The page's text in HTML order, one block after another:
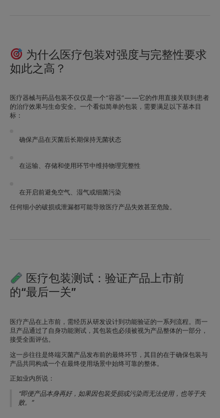
为什么医疗包装对强度与完整性要求
如此之高？
医疗器械与药品包装不仅仅是一个“容器”——它的作用直接关联到患者
的治疗效果与生命安全。一个看似简单的包装，需要满足以下基本目
标：
确保产品在灭菌后长期保持无菌状态
在运输、存储和使用环节中维持物理完整性
在开启前避免空气、湿气或细菌污染
任何细小的破损或泄漏都可能导致医疗产品失效甚至危险。
医疗包装测试：验证产品上市前
的“最后一关”
医疗产品在上市前，需经历从研发设计到功能验证的一系列流程。而一
旦产品通过了自身功能测试，其包装也必须被视为产品整体的一部分，
接受全面评估。
这一步往往是终端灭菌产品发布前的最终环节 ，其目的在于确保包装与
产品共同构成一个在最终使用场景中始终可靠的整体。
正如业内所说：
“即便产品本身再好，如果因包装受损或污染而无法使用，也等于失
败。”